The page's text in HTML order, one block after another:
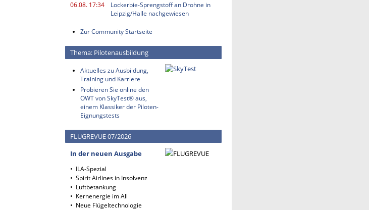
06.08. 17:34
Lockerbie-Sprengstoff an Drohne in
Leipzig/Halle nachgewiesen
Zur Community Startseite
Thema: Pilotenausbildung
Aktuelles zu Ausbildung,
Training und Karriere
Probieren Sie online den
OWT von SkyTest® aus,
einem Klassiker der Piloten-
Eignungstests
FLUGREVUE 07/2026
In der neuen Ausgabe
• ILA-Spezial
• Spirit Airlines in Insolvenz
• Luftbetankung
• Kernenergie im All
• Neue Flügeltechnologie